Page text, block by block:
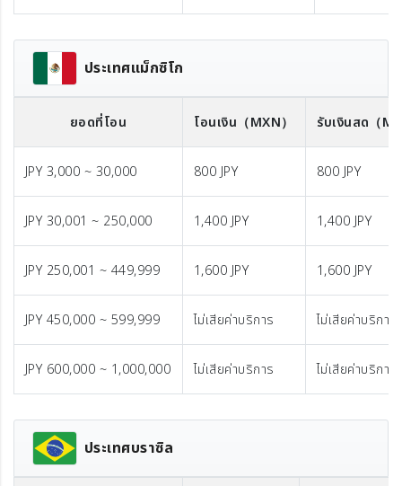
ประเทศแม็กซิโก
ยอดที่โอน โอนเงิน （MXN） รับเงินสด （
JPY 3,000 ~ 30,000 800 JPY 800 JPY
JPY 30,001 ~ 250,000 1,400 JPY 1,400 JPY
JPY 250,001 ~ 449,999 1,600 JPY 1,600 JPY
JPY 450,000 ~ 599,999 ไม่เสียค่าบริการ ไม่เสียค่าบริการ
JPY 600,000 ~ 1,000,000 ไม่เสียค่าบริการ ไม่เสียค่าบริการ
ประเทศบราซิล